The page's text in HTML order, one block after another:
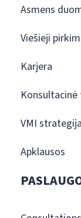
Asmens
Viešieji
Karjera
Konsultacinė
VMI strategija
Apklausos